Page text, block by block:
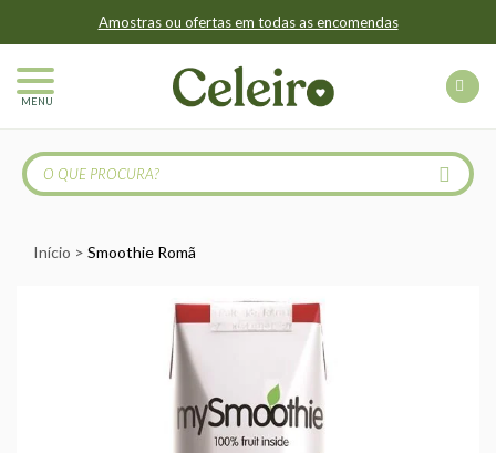
Amostras ou ofertas em todas as encomendas
MENU
Início Smoothie Romã